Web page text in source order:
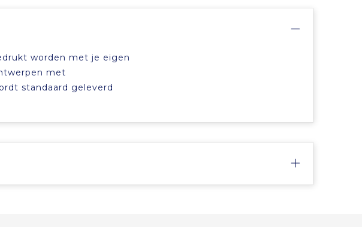
worden met je eigen
met
standaard geleverd